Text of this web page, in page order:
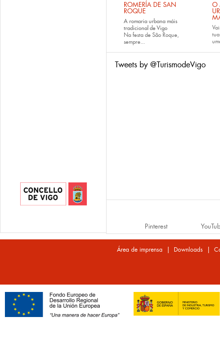
ROMERÍA DE SAN
ROQUE
A romaria urbana máis
tradicional de Vigo
Na festa de São Roque,
sempre...
O
Tweets by @TurismodeVigo
Pinterest
Área de imprensa | Downloads |